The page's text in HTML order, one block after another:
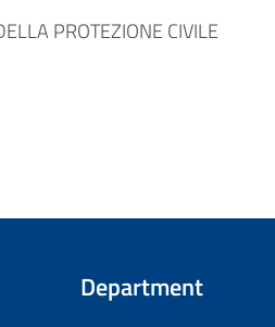
PROTEZIONE CIVILE
Civile
Department